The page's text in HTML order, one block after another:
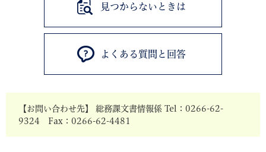
見つからないときは
よくある質問と回答
【お問い合わせ先】 総務課文書情報係 Tel：0266-62-
9324 Fax：0266-62-4481